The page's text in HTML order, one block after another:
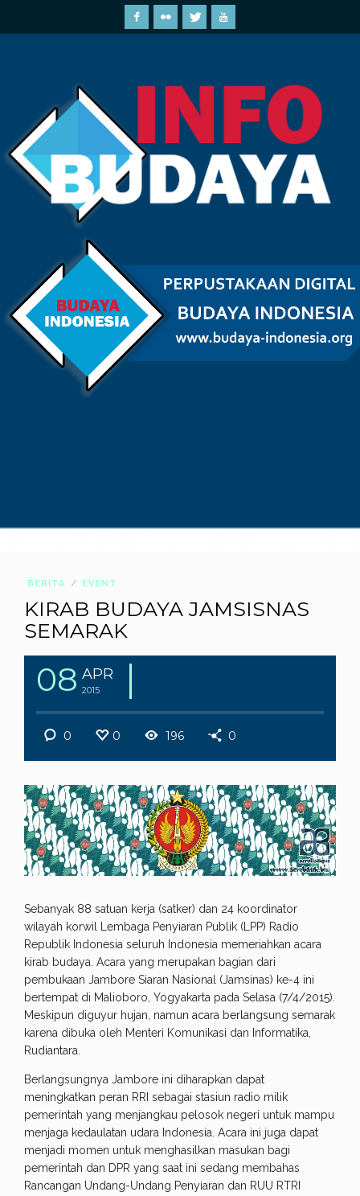
BERITA EVENT
KIRAB BUDAYA JAMSISNAS
SEMARAK
08 APR
2015
0 0 196 0
Sebanyak 88 satuan kerja (satker) dan 24 koordinator
wilayah korwil Lembaga Penyiaran Publik (LPP) Radio
Republik Indonesia seluruh Indonesia memeriahkan acara
kirab budaya. Acara yang merupakan bagian dari
pembukaan Jambore Siaran Nasional (Jamsinas) ke-4 ini
bertempat di Malioboro, Yogyakarta pada Selasa (7/4/2015).
Meskipun diguyur hujan, namun acara berlangsung semarak
karena dibuka oleh Menteri Komunikasi dan Informatika,
Rudiantara.
Berlangsungnya Jambore ini diharapkan dapat
meningkatkan peran RRI sebagai stasiun radio milik
pemerintah yang menjangkau pelosok negeri untuk mampu
menjaga kedaulatan udara Indonesia. Acara ini juga dapat
menjadi momen untuk menghasilkan masukan bagi
pemerintah dan DPR yang saat ini sedang membahas
Rancangan Undang-Undang Penyiaran dan RUU RTRI